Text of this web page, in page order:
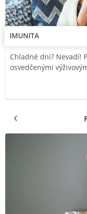
IMUNITA
Chladné dni? Nevadí!
osvedčenými